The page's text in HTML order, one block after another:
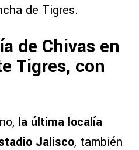
de Tigres.
de Chivas en
Tigres, con
la última localía
Jalisco, también